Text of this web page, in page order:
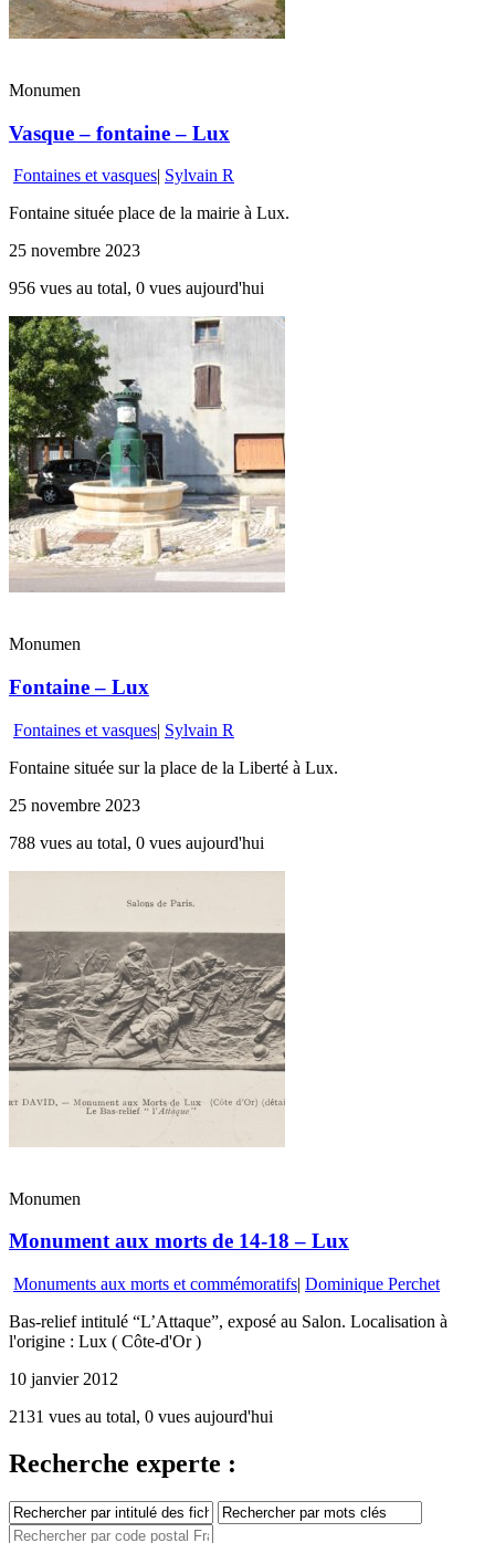
Monumen
Vasque – fontaine – Lux
Fontaines et vasques| Sylvain R
Fontaine située place de la mairie à Lux.
25 novembre 2023
956 vues au total, 0 vues aujourd'hui
Monumen
Fontaine – Lux
Fontaines et vasques| Sylvain R
Fontaine située sur la place de la Liberté à Lux.
25 novembre 2023
788 vues au total, 0 vues aujourd'hui
Monumen
Monument aux morts de 14-18 – Lux
Monuments aux morts et commémoratifs| Dominique Perchet
Bas-relief intitulé “L’Attaque”, exposé au Salon. Localisation à
l'origine : Lux ( Côte-d'Or )
10 janvier 2012
2131 vues au total, 0 vues aujourd'hui
Recherche experte :